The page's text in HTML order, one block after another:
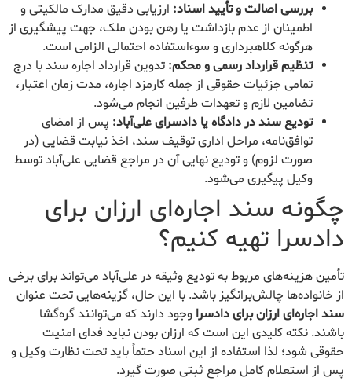
بررسی اصالت و تأیید اسناد: ارزیابی دقیق مدارک مالکیتی و
اطمینان از عدم بازداشت یا رهن بودن ملک، جهت پیشگیری از
هرگونه کلاهبرداری و سوءاستفاده احتمالی الزامی است.
تنظیم قرارداد رسمی و محکم: تدوین قرارداد اجاره سند با درج
تمامی جزئیات حقوقی از جمله کارمزد اجاره، مدت زمان اعتبار،
تضامین لازم و تعهدات طرفین انجام می‌شود.
تودیع سند در دادگاه یا دادسرای علی‌آباد: پس از امضای
توافق‌نامه، مراحل اداری توقیف سند، اخذ نیابت قضایی (در
صورت لزوم) و تودیع نهایی آن در مراجع قضایی علی‌آباد توسط
وکیل پیگیری می‌شود.
چگونه سند اجاره‌ای ارزان برای
دادسرا تهیه کنیم؟
تأمین هزینه‌های مربوط به تودیع وثیقه در علی‌آباد می‌تواند برای برخی
از خانواده‌ها چالش‌برانگیز باشد. با این حال، گزینه‌هایی تحت عنوان
سند اجاره‌ای ارزان برای دادسرا وجود دارند که می‌توانند گره‌گشا
باشند. نکته کلیدی این است که ارزان بودن نباید فدای امنیت
حقوقی شود؛ لذا استفاده از این اسناد حتماً باید تحت نظارت وکیل و
پس از استعلام کامل مراجع ثبتی صورت گیرد.